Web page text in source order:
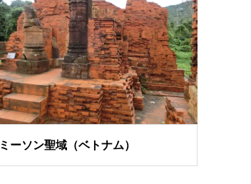
ミーソン聖域（ベトナム）